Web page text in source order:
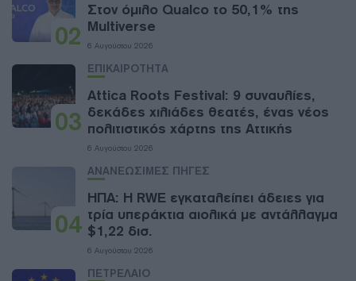
02
Στον όμιλο Qualco το 50,1% της
Multiverse
6 Αυγούστου 2026
03
ΕΠΙΚΑΙΡΟΤΗΤΑ
Attica Roots Festival: 9 συναυλίες,
δεκάδες χιλιάδες θεατές, ένας νέος
πολιτιστικός χάρτης της Αττικής
6 Αυγούστου 2026
04
ΑΝΑΝΕΩΣΙΜΕΣ ΠΗΓΕΣ
ΗΠΑ: Η RWE εγκαταλείπει άδειες για
τρία υπεράκτια αιολικά με αντάλλαγμα
$1,22 δισ.
6 Αυγούστου 2026
ΠΕΤΡΕΛΑΙΟ